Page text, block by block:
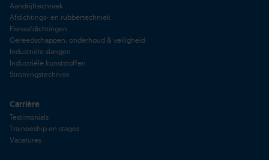
Aandrijftechniek
Afdichtings- en rubbertechniek
Flensafdichtingen
Gereedschappen, onderhoud & veiligheid
Industriële slangen
Industriële kunststoffen
Stromingstechniek
Carrière
Testimonials
Traineeship en stages
Vacatures